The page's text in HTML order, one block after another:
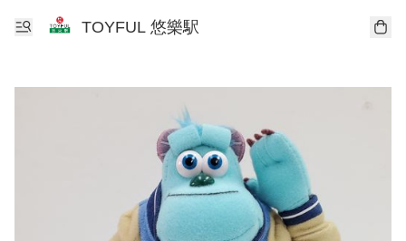
TOYFUL 悠樂駅